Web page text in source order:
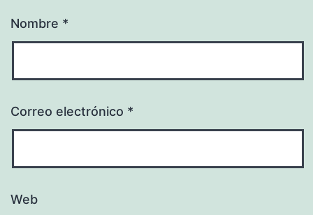
Nombre *
Correo electrónico *
Web